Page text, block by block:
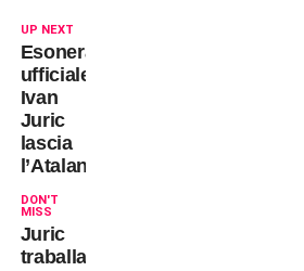
UP NEXT
Esonerato:
ufficiale,
Ivan
Juric
lascia
l’Atalanta!
DON'T
MISS
Juric
traballa,